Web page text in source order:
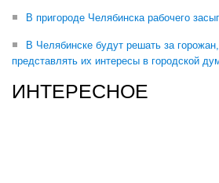
В пригороде Челябинска рабочего
В Челябинске будут решать за
представлять их интересы в городской
ИНТЕРЕСНОЕ